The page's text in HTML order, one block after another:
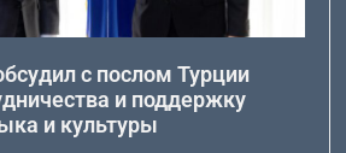
с послом Турции
и поддержку
и культуры